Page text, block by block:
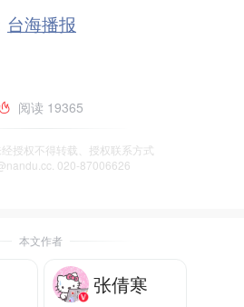
台海播报
阅读 19365
授权不得转载、授权联系方式
020-87006626
本文作者
张倩寒